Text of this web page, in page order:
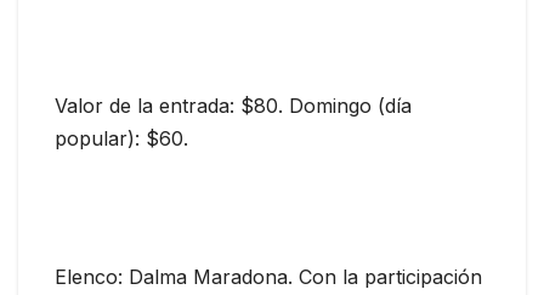
Valor de la entrada: $80. Domingo (día
popular): $60.
Elenco: Dalma Maradona. Con la participación